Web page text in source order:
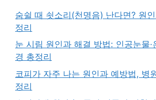
숨쉴 때 쇳소리(천명음) 난다면? 원
정리
눈 시림 원인과 해결 방법: 인공눈물·
경 총정리
코피가 자주 나는 원인과 예방법, 병
정리